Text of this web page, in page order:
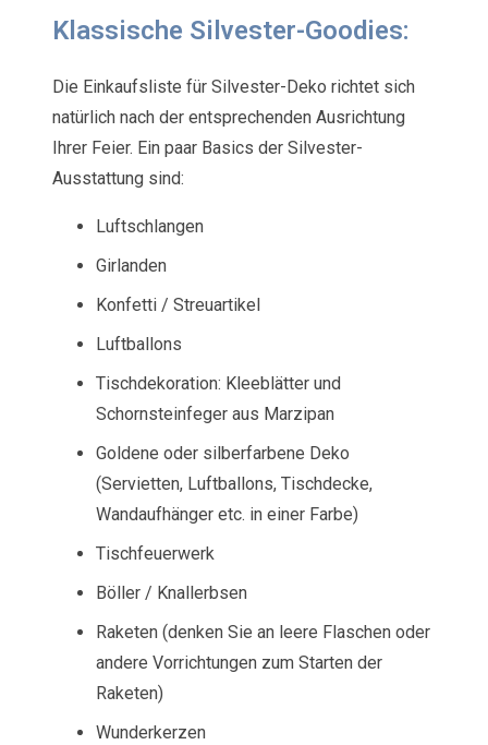
Klassische Silvester-Goodies:
Die Einkaufsliste für Silvester-Deko richtet sich
natürlich nach der entsprechenden Ausrichtung
Ihrer Feier. Ein paar Basics der Silvester-
Ausstattung sind:
Luftschlangen
Girlanden
Konfetti / Streuartikel
Luftballons
Tischdekoration: Kleeblätter und
Schornsteinfeger aus Marzipan
Goldene oder silberfarbene Deko
(Servietten, Luftballons, Tischdecke,
Wandaufhänger etc. in einer Farbe)
Tischfeuerwerk
Böller / Knallerbsen
Raketen (denken Sie an leere Flaschen oder
andere Vorrichtungen zum Starten der
Raketen)
Wunderkerzen